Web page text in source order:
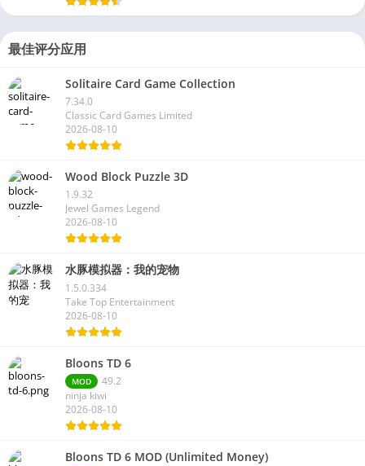
最佳评分应用
Solitaire Card Game Collection
7.34.0
Classic Card Games Limited
2026-08-10
Wood Block Puzzle 3D
1.9.32
Jewel Games Legend
2026-08-10
水豚模拟器：我的宠物
1.5.0.334
Take Top Entertainment
2026-08-10
Bloons TD 6
MOD
49.2
ninja kiwi
2026-08-10
Bloons TD 6 MOD (Unlimited Money)